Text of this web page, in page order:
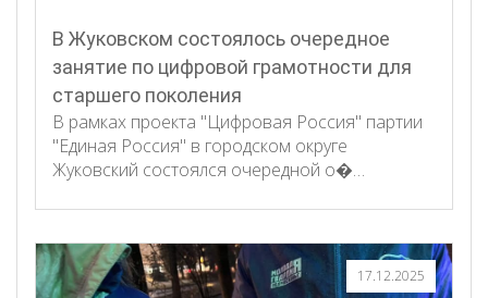
В Жуковском состоялось очередное
занятие по цифровой грамотности для
старшего поколения
В рамках проекта "Цифровая Россия" партии
"Единая Россия" в городском округе
Жуковский состоялся очередной о�…
17.12.2025